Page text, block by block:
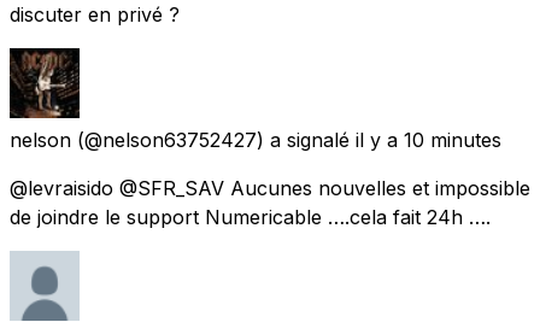
discuter en privé ?
nelson (@nelson63752427) a signalé il y a 10 minutes
@levraisido @SFR_SAV Aucunes nouvelles et impossible
de joindre le support Numericable ….cela fait 24h ….